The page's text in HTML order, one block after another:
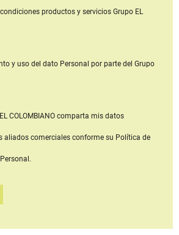
productos y serviciosGrupo EL
y uso del dato Personal por parte del Grupo
COLOMBIANOcomparta mis datos
aliados comerciales conforme su Política de